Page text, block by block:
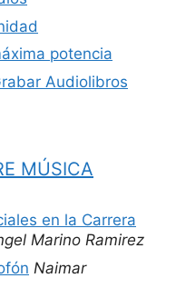
potencia
Audiolibros
MÚSICA
en la Carrera
Marino Ramirez
Naimar